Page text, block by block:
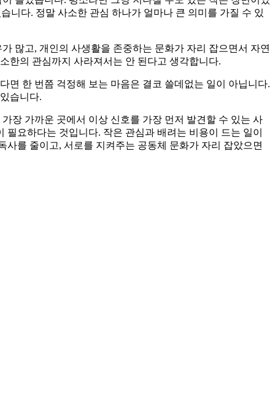
니다. 정말 사소한 관심 하나가 얼마나 큰 의미를 가질 수 있
많고, 개인의 사생활을 존중하는 문화가 자리 잡으면서 자연
한의 관심까지 사라져서는 안 된다고 생각합니다.
면 한 번쯤 걱정해 보는 마음은 결코 쓸데없는 일이 아닙니다.
습니다.
장 가까운 곳에서 이상 신호를 가장 먼저 발견할 수 있는 사
요하다는 것입니다. 작은 관심과 배려는 비용이 드는 일이
를 줄이고, 서로를 지켜주는 공동체 문화가 자리 잡았으면